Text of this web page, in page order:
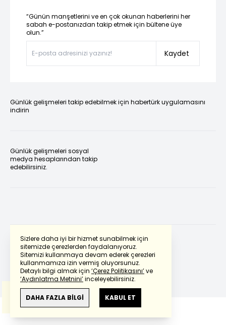
Sizlere daha iyi bir hizmet sunabilmek için
sitemizde çerezlerden faydalanıyoruz.
Sitemizi kullanmaya devam ederek çerezleri
kullanmamıza izin vermiş oluyorsunuz.
Detaylı bilgi almak için ‘Çerez Politikasını’ve
‘Aydınlatma Metnini’inceleyebilirsiniz.
DAHA FAZLA BİLGİ KABUL ET
“Günün manşetlerini ve en çok okunan haberlerini her
sabah e-postanızdan takip etmek için bültene üye
olun.”
Kaydet
Günlük gelişmeleri takip edebilmek için habertürk uygulamasını
indirin
Günlük gelişmeleri sosyal
medya hesaplarından takip
edebilirsiniz.
Powered by Translate
Bu çevirideGoogle Transletekullanılmıştır.
Anlam ve çeviri hatalarından
haberturk.com
sorumlu değildir.